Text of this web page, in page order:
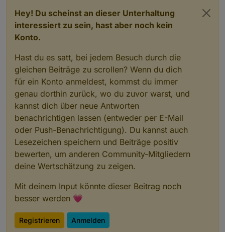
Hey! Du scheinst an dieser Unterhaltung
interessiert zu sein, hast aber noch kein
Konto.
Hast du es satt, bei jedem Besuch durch die
gleichen Beiträge zu scrollen? Wenn du dich
für ein Konto anmeldest, kommst du immer
genau dorthin zurück, wo du zuvor warst, und
kannst dich über neue Antworten
benachrichtigen lassen (entweder per E-Mail
oder Push-Benachrichtigung). Du kannst auch
Lesezeichen speichern und Beiträge positiv
bewerten, um anderen Community-Mitgliedern
deine Wertschätzung zu zeigen.
Mit deinem Input könnte dieser Beitrag noch
besser werden 💗
Registrieren Anmelden